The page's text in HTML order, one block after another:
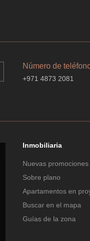
Número de
+971 4873 2081
Inmobiliaria
Nuevas promociones
Sobre plano
Apartamentos en
Buscar en el mapa
Guías de la zona